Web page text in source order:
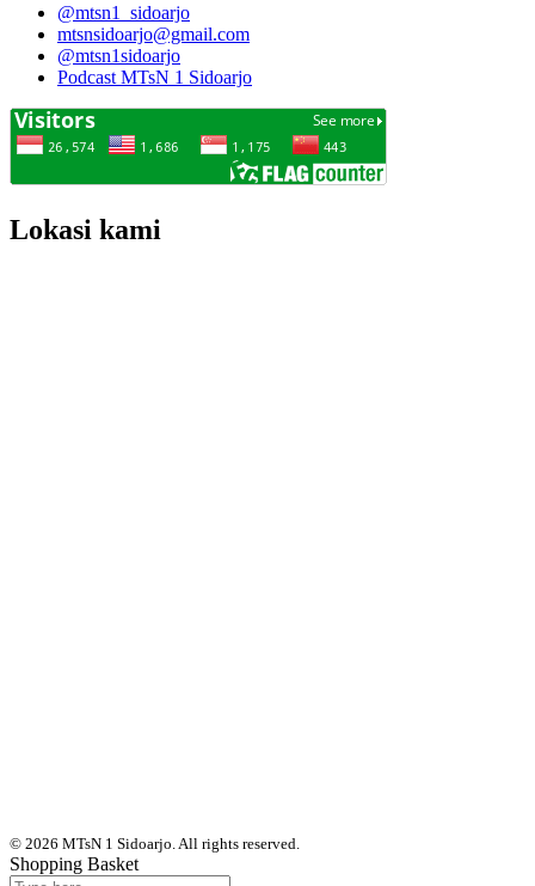
@mtsn1_sidoarjo
mtsnsidoarjo@gmail.com
@mtsn1sidoarjo
Podcast MTsN 1 Sidoarjo
Lokasi kami
© 2026 MTsN 1 Sidoarjo. All rights reserved.
Shopping Basket